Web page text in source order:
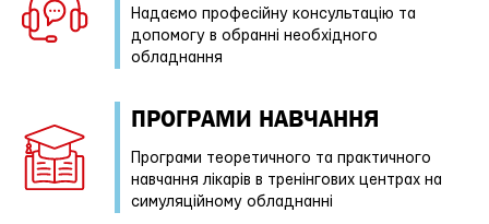
Надаємо професійну консультацію та
допомогу в обранні необхідного
обладнання
ПРОГРАМИ НАВЧАННЯ
Програми теоретичного та практичного
навчання лікарів в тренінгових центрах на
симуляційному обладнанні